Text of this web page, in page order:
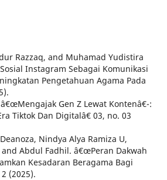
Razzaq, and Muhamad Yudistira
Instagram Sebagai Komunikasi
Pengetahuan Agama Pada
Gen Z Lewat Kontenâ€¯:
Tiktok Dan Digitalâ€ 03, no. 03
Nindya Alya Ramiza U,
Abdul Fadhil. â€œPeran Dakwah
Kesadaran Beragama Bagi
2 (2025).